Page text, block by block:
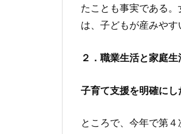
たことも事実である
は、子どもが産みや
２．職業生活と家庭生
子育て支援を明確に
ところで、今年で第